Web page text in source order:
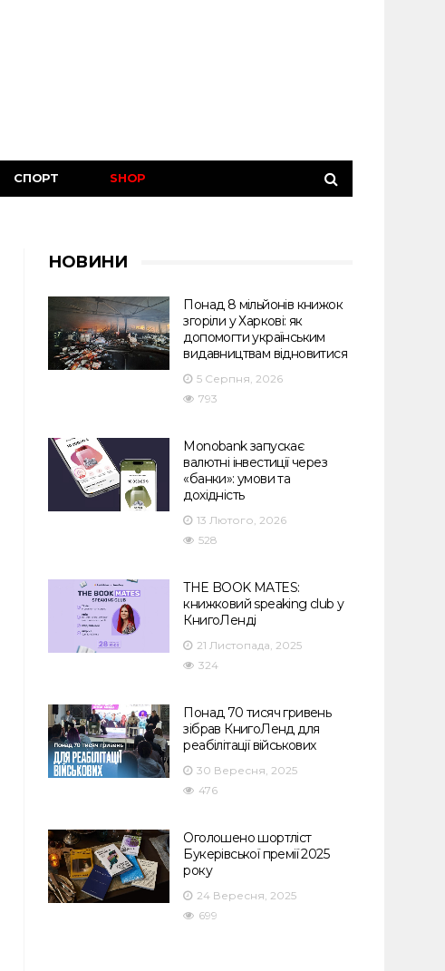
СПОРТ SHOP
НОВИНИ
Понад 8 мільйонів книжок
згоріли у Харкові: як
допомогти українським
видавництвам відновитися
5 Серпня, 2026
793
Monobank запускає
валютні інвестиції через
«банки»: умови та
дохідність
13 Лютого, 2026
528
THE BOOK MATES:
книжковий speaking club у
КнигоЛенді
21 Листопада, 2025
324
Понад 70 тисяч гривень
зібрав КнигоЛенд для
реабілітації військових
30 Вересня, 2025
476
Оголошено шортліст
Букерівської премії 2025
року
24 Вересня, 2025
699